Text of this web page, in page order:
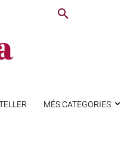
MÉS CATEGORIES